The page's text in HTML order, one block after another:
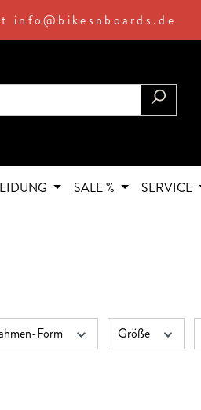
info@bikesnboards.de
SALE % SERVICE
Form Größe